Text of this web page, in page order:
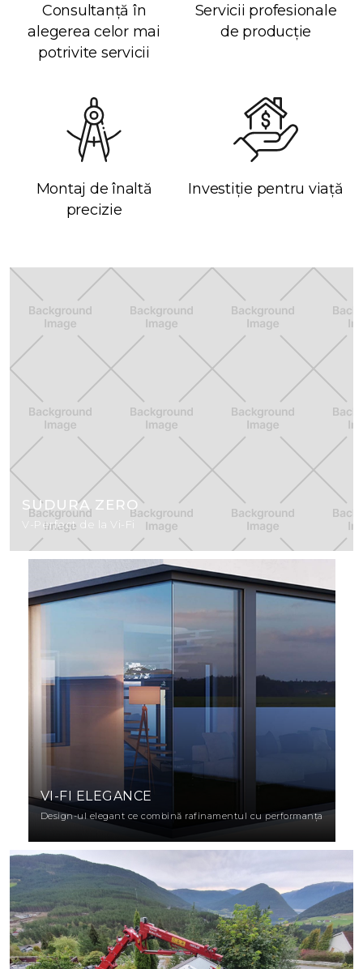
Consultanță în
alegerea celor mai
potrivite servicii
Servicii profesionale
de producție
Montaj de înaltă
precizie
Investiție pentru viață
SUDURA ZERO
V-Perfect de la Vi-Fi
VI-FI ELEGANCE
Design-ul elegant ce combină rafinamentul cu performanța